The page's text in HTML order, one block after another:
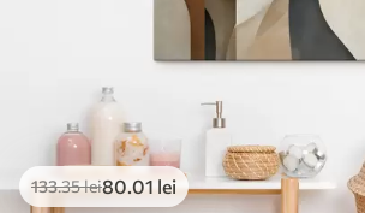
133.35lei80.01 lei